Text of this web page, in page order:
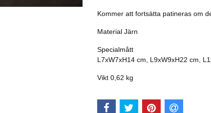
Kommer att fortsätta patineras om
Material Järn
Specialmått
L7xW7xH14 cm, L9xW9xH22 cm,
Vikt 0,62 kg